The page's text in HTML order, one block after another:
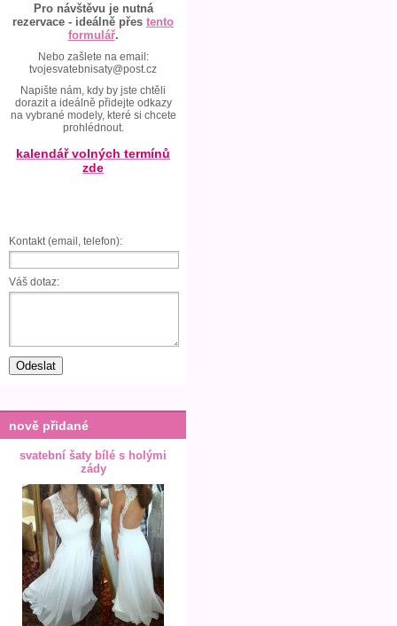
Pro návštěvu je nutná
rezervace - ideálně přes tento
formulář.
Nebo zašlete na email:
tvojesvatebnisaty@post.cz
Napište nám, kdy by jste chtěli
dorazit a ideálně přidejte odkazy
na vybrané modely, které si chcete
prohlédnout.
kalendář volných termínů
zde
Kontakt (email, telefon):
Váš dotaz:
nově přidané
svatební šaty bílé s holými
zády